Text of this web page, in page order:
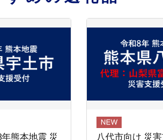
熊本地震 災
八代市向け 災